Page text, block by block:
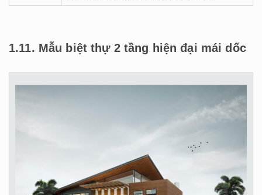
1.11. Mẫu biệt thự 2 tầng hiện đại mái dốc